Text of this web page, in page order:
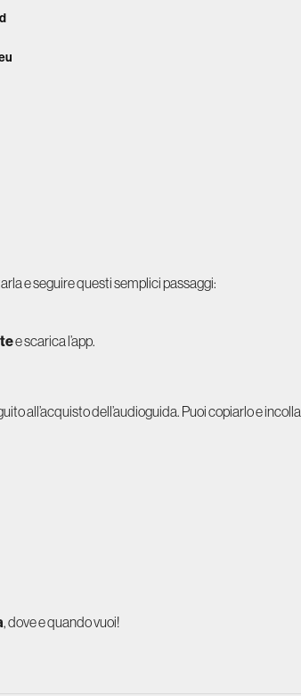
e seguire questi semplici passaggi:
e scarica l’app.
all’acquisto dell’audioguida. Puoi copiarlo e
, dove e quando vuoi!